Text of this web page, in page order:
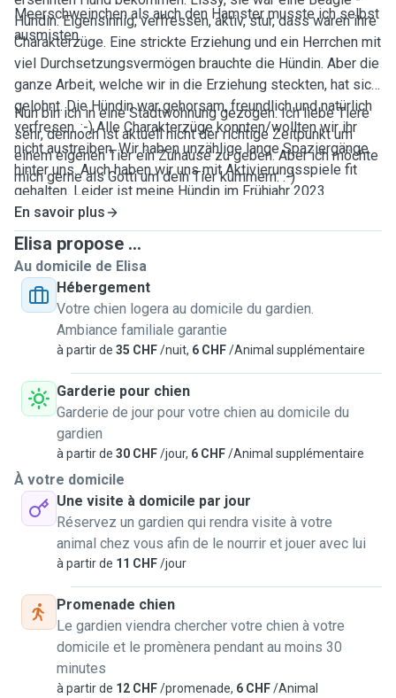
Meerschweinchen als auch den Hamster musste ich selbst
ausmisten.
Hündin. Eigensinnig, verfressen, aktiv, stur, dass waren ihre
Charakterzüge. Eine strickte Erziehung und ein Herrchen mit
viel Durchsetzungsvermögen brauchte die Hündin. Aber die
ganze Arbeit, welche wir in die Erziehung steckten, hat sich
gelohnt. Die Hündin war gehorsam, freundlich und natürlich
verfresen. :-) Alle Charakterzüge konnten/wollten wir ihr
nicht austreiben. Wir haben unzählige lange Spaziergänge
hinter uns. Auch haben wir uns mit Aktivierungsspiele fit
gehalten. Leider ist meine Hündin im Frühjahr 2023
verstorben. Kurz darauf mussten wir uns auch von unserem
Kater Jimmy verabschieden. Der verschmauste Kater war
zehn Jahre Teil unserer Familie, ehe er unheilbar Krank
wurde.
Nun bin ich in eine Stadtwohnung gezogen. Ich liebe Tiere
sehr, dennoch ist aktuell nicht der richtige Zeitpunkt um
einem eigenen Tier ein Zuhause zu geben. Aber ich möchte
mich gerne als Gotti um dein Tier kümmern. :-)
En savoir plus
Elisa propose ...
Au domicile de Elisa
Hébergement
Votre chien logera au domicile du gardien.
Ambiance familiale garantie
à partir de 35 CHF/nuit, 6 CHF/Animal supplémentaire
Garderie pour chien
Garderie de jour pour votre chien au domicile du
gardien
à partir de 30 CHF/jour, 6 CHF/Animal supplémentaire
À votre domicile
Une visite à domicile par jour
Réservez un gardien qui rendra visite à votre
animal chez vous afin de le nourrir et jouer avec lui
à partir de 11 CHF/jour
Promenade chien
Le gardien viendra chercher votre chien à votre
domicile et le promènera pendant au moins 30
minutes
à partir de 12 CHF/promenade, 6 CHF/Animal